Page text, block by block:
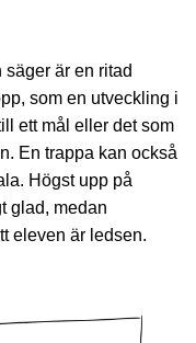
säger är en ritad
som en utveckling i
ett mål eller det som
En trappa kan också
Högst upp på
glad, medan
eleven är ledsen.